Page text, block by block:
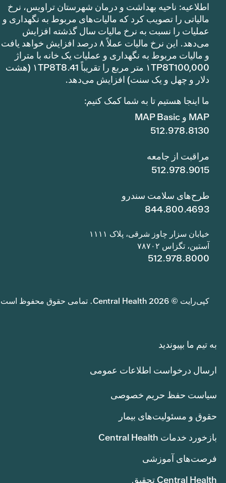
اطلاعیه: ناحیه بهداشت و درمان شهرستان تراویس، نرخ
مالیاتی را تصویب کرد که مالیات‌های مربوط به نگهداری و
عملیات را نسبت به نرخ مالیات سال گذشته افزایش
می‌دهد. این نرخ مالیات عملاً ۸ درصد افزایش خواهد یافت
و مالیات مربوط به نگهداری و عملیات یک خانه با متراژ
۱TP8T100,000 متر مربع را تقریباً ۱TP8T8.41 (هشت
دلار و چهل و یک سنت) افزایش می‌دهد.
ما اینجا هستیم تا به شما کمک کنیم:
MAP و MAP Basic
512.978.8130
مراقبت از جامعه
512.978.9015
طرح‌های سلامت سندرو
844.800.4693
خیابان سزار چاوز شرقی، پلاک ۱۱۱۱
آستین، تگزاس ۷۸۷۰۲
512.978.8000
کپی‌رایت © 2026 Central Health. تمامی حقوق محفوظ است.
به تیم ما بپیوندید
ارسال درخواست اطلاعات عمومی
سیاست حفظ حریم خصوصی
حقوق و مسئولیت‌های بیمار
بازخورد خدمات Central Health
فرصت‌های آموزشی
Central Health تحقیق